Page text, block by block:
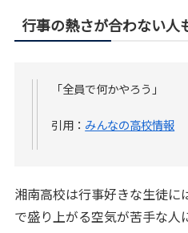
行事の熱さが合わない人
「全員で何かやろう」
引用： みんなの高校情報
湘南高校は行事好きな生徒に
で盛り上がる空気が苦手な人